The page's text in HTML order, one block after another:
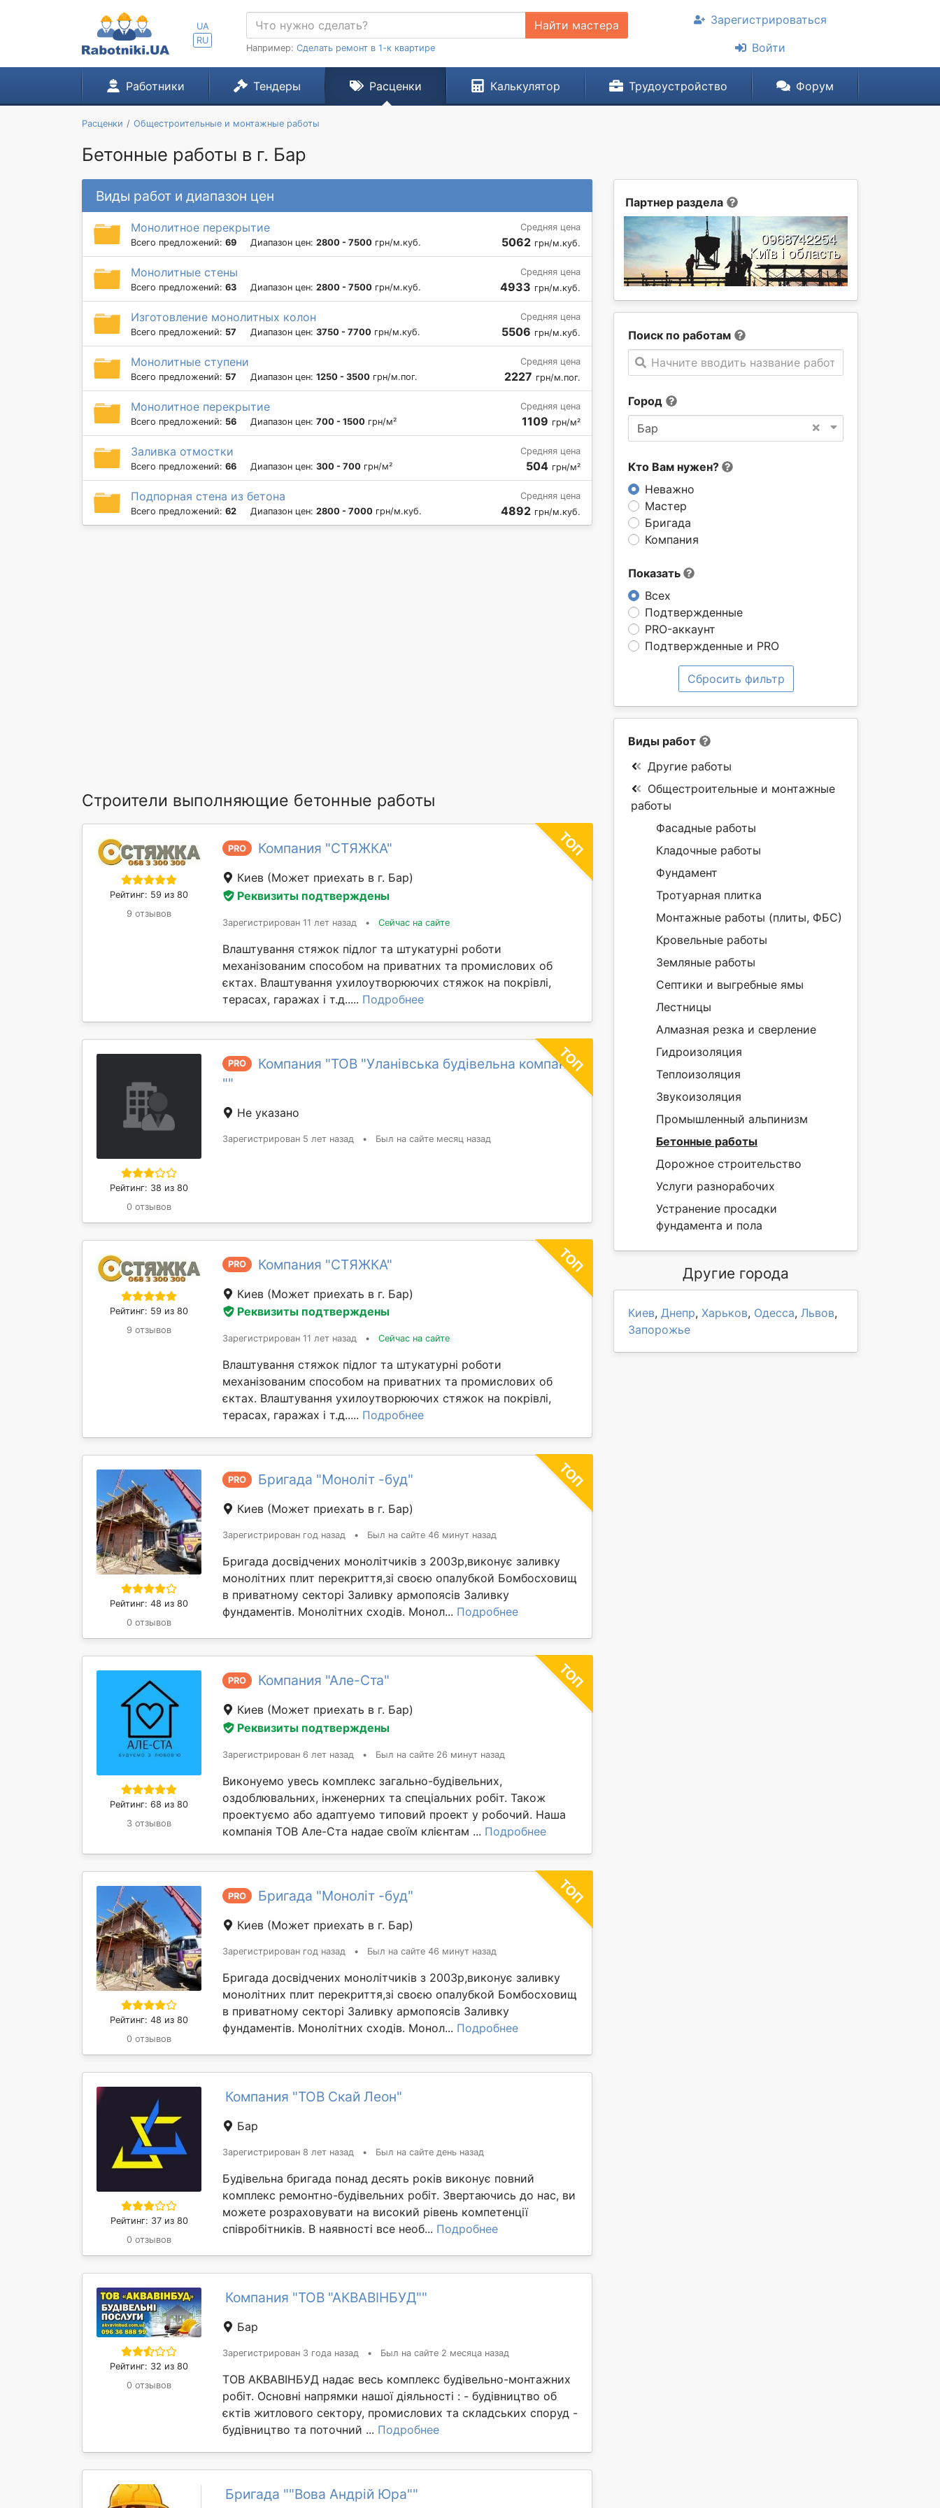
UA
RU
Найти мастера
Например: Сделать ремонт в 1-к квартире
Зарегистрироваться
Войти
Работники Тендеры Расценки Калькулятор Трудоустройство Форум
Расценки Общестроительные и монтажные работы
Бетонные работы в г. Бар
Партнер раздела
Поиск по работам
Начните вводить название работы
Город
×
Бар
Кто Вам нужен?
Неважно
Мастер
Бригада
Компания
Показать
Всех
Подтвержденные
PRO-аккаунт
Подтвержденные и PRO
Сбросить фильтр
Виды работ и диапазон цен
Монолитное перекрытие
Всего предложений: 69 Диапазон цен: 2800 - 7500 грн/м.куб.
Средняя цена
5062 грн/м.куб.
Монолитные стены
Всего предложений: 63 Диапазон цен: 2800 - 7500 грн/м.куб.
Средняя цена
4933 грн/м.куб.
Изготовление монолитных колон
Всего предложений: 57 Диапазон цен: 3750 - 7700 грн/м.куб.
Средняя цена
5506 грн/м.куб.
Монолитные ступени
Всего предложений: 57 Диапазон цен: 1250 - 3500 грн/м.пог.
Средняя цена
2227 грн/м.пог.
Монолитное перекрытие
Всего предложений: 56 Диапазон цен: 700 - 1500 грн/м²
Средняя цена
1109 грн/м²
Заливка отмостки
Всего предложений: 66 Диапазон цен: 300 - 700 грн/м²
Средняя цена
504 грн/м²
Подпорная стена из бетона
Всего предложений: 62 Диапазон цен: 2800 - 7000 грн/м.куб.
Средняя цена
4892 грн/м.куб.
Строители выполняющие бетонные работы
Рейтинг: 59 из 80
9 отзывов
PRO Компания "СТЯЖКА"
Киев (Может приехать в г. Бар)
Реквизиты подтверждены
Зарегистрирован 11 лет назад • Сейчас на сайте
Влаштування стяжок підлог та штукатурні роботи
механізованим способом на приватних та промислових об
єктах. Влаштування ухилоутворюючих стяжок на покрівлі,
терасах, гаражах і т.д..... Подробнее
Рейтинг: 38 из 80
0 отзывов
PRO
Компания "ТОВ "Уланівська будівельна компанія
""
Не указано
Зарегистрирован 5 лет назад • Был на сайте месяц назад
Рейтинг: 59 из 80
9 отзывов
PRO Компания "СТЯЖКА"
Киев (Может приехать в г. Бар)
Реквизиты подтверждены
Зарегистрирован 11 лет назад • Сейчас на сайте
Влаштування стяжок підлог та штукатурні роботи
механізованим способом на приватних та промислових об
єктах. Влаштування ухилоутворюючих стяжок на покрівлі,
терасах, гаражах і т.д..... Подробнее
Рейтинг: 48 из 80
0 отзывов
PRO Бригада "Моноліт -буд"
Киев (Может приехать в г. Бар)
Зарегистрирован год назад • Был на сайте 46 минут назад
Бригада досвідчених монолітчиків з 2003р,виконує заливку
монолітних плит перекриття,зі своєю опалубкой Бомбосховищ
в приватному секторі Заливку армопоясів Заливку
фундаментів. Монолітних сходів. Монол... Подробнее
Рейтинг: 68 из 80
3 отзывов
PRO Компания "Але-Ста"
Киев (Может приехать в г. Бар)
Реквизиты подтверждены
Зарегистрирован 6 лет назад • Был на сайте 26 минут назад
Виконуемо увесь комплекс загально-будівельних,
оздоблювальних, інженерних та спеціальних робіт. Також
проектуємо або адаптуемо типовий проект у робочий. Наша
компанія ТОВ Але-Ста надае своїм клієнтам ... Подробнее
Рейтинг: 48 из 80
0 отзывов
PRO Бригада "Моноліт -буд"
Киев (Может приехать в г. Бар)
Зарегистрирован год назад • Был на сайте 46 минут назад
Бригада досвідчених монолітчиків з 2003р,виконує заливку
монолітних плит перекриття,зі своєю опалубкой Бомбосховищ
в приватному секторі Заливку армопоясів Заливку
фундаментів. Монолітних сходів. Монол... Подробнее
Рейтинг: 37 из 80
0 отзывов
Компания "ТОВ Скай Леон"
Бар
Зарегистрирован 8 лет назад • Был на сайте день назад
Будівельна бригада понад десять років виконує повний
комплекс ремонтно-будівельних робіт. Звертаючись до нас, ви
можете розраховувати на високий рівень компетенції
співробітників. В наявності все необ... Подробнее
Рейтинг: 32 из 80
0 отзывов
Компания "ТОВ "АКВАВІНБУД""
Бар
Зарегистрирован 3 года назад • Был на сайте 2 месяца назад
ТОВ АКВАВІНБУД надає весь комплекс будівельно-монтажних
робіт. Основні напрямки нашої діяльності : - будівництво об
єктів житлового сектору, промислових та складських споруд -
будівництво та поточний ... Подробнее
Бригада ""Вова Андрій Юра""
Виды работ
Другие работы
Общестроительные и монтажные
работы
Фасадные работы
Кладочные работы
Фундамент
Тротуарная плитка
Монтажные работы (плиты, ФБС)
Кровельные работы
Земляные работы
Септики и выгребные ямы
Лестницы
Алмазная резка и сверление
Гидроизоляция
Теплоизоляция
Звукоизоляция
Промышленный альпинизм
Бетонные работы
Дорожное строительство
Услуги разнорабочих
Устранение просадки
фундамента и пола
Другие города
Киев, Днепр, Харьков, Одесса, Львов,
Запорожье